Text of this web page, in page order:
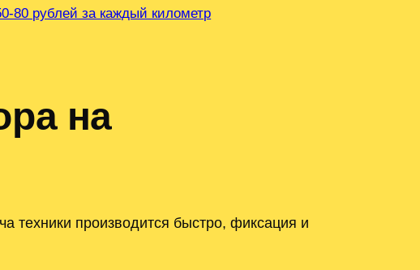
80 рублей за каждый километр
на
техники производится быстро, фиксация и